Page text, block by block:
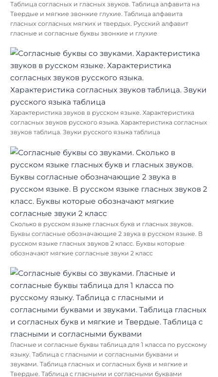
Таблица согласных и гласных звуков. Таблица алфавита на
Твердые и мягкие звонкие глухие. Таблица алфавита
гласных согласных мягких и твердых. Русский алфавит
гласные и согласные буквы звонкие и глухие
Характеристика звуков в русском языке. Характеристика
согласных звуков русского языка. Характеристика согласных
звуков таблица. Звуки русского языка таблица
Сколько в русском языке гласных букв и гласных звуков.
Буквы согласные обозначающие 2 звука в русском языке. В
русском языке гласных звуков 2 класс. Буквы которые
обозначают мягкие согласные звуки 2 класс
Гласные и согласные буквы таблица для 1 класса по русскому
языку. Таблица с гласными и согласными буквами и
звуками. Таблица гласных и согласных букв и мягкие и
Твердые. Таблица с гласными и согласными буквами